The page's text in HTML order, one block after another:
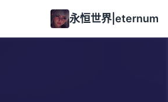
永恒世界|eternum